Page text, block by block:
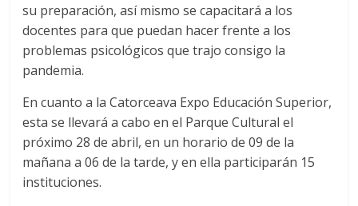
su preparación, así mismo se capacitará a los
docentes para que puedan hacer frente a los
problemas psicológicos que trajo consigo la
pandemia.
En cuanto a la Catorceava Expo Educación Superior,
esta se llevará a cabo en el Parque Cultural el
próximo 28 de abril, en un horario de 09 de la
mañana a 06 de la tarde, y en ella participarán 15
instituciones.